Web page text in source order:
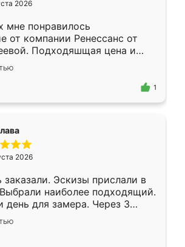
2026
мне понравилось
от компании Ренессанс от
Подходяшщая цена и
изготовления. Приехавший
Владислав
моему эскизу самый
1
2026
заказали. Эскизы прислали в
наиболее подходящий.
день для замера. Через 3
была уже готова. Остались
Спасибо Ренессанс
работу!